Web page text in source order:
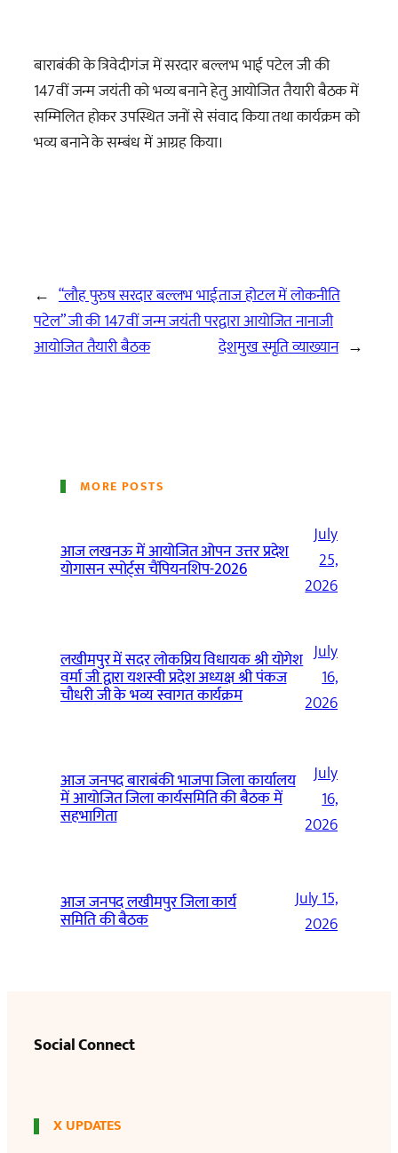
बाराबंकी के त्रिवेदीगंज में सरदार बल्लभ भाई पटेल जी की
147वीं जन्म जयंती को भव्य बनाने हेतु आयोजित तैयारी बैठक में
सम्मिलित होकर उपस्थित जनों से संवाद किया तथा कार्यक्रम को
भव्य बनाने के सम्बंध में आग्रह किया।
← “लौह पुरुष सरदार बल्लभ भाई
पटेल” जी की 147वीं जन्म जयंती पर
आयोजित तैयारी बैठक
ताज होटल में लोकनीति
द्वारा आयोजित नानाजी
देशमुख स्मृति व्याख्यान →
MORE POSTS
आज लखनऊ में आयोजित ओपन उत्तर प्रदेश
योगासन स्पोर्ट्स चैंपियनशिप-2026
July
25,
2026
लखीमपुर में सदर लोकप्रिय विधायक श्री योगेश
वर्मा जी द्वारा यशस्वी प्रदेश अध्यक्ष श्री पंकज
चौधरी जी के भव्य स्वागत कार्यक्रम
July
16,
2026
आज जनपद बाराबंकी भाजपा जिला कार्यालय
में आयोजित जिला कार्यसमिति की बैठक में
सहभागिता
July
16,
2026
आज जनपद लखीमपुर जिला कार्य
समिति की बैठक
July 15,
2026
Social Connect
X UPDATES